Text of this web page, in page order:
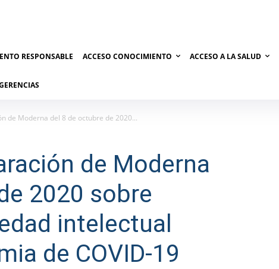
RESPONSABLE ACCESO CONOCIMIENTO ACCESO A LA SALUD
de Moderna del 8 de octubre de 2020...
de Moderna
2020 sobre
intelectual
de COVID-19